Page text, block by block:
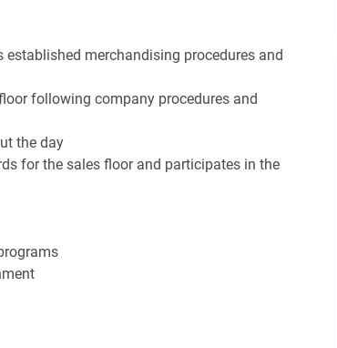
merchandising procedures and
following company procedures and
the day
for the sales floor and participates in the